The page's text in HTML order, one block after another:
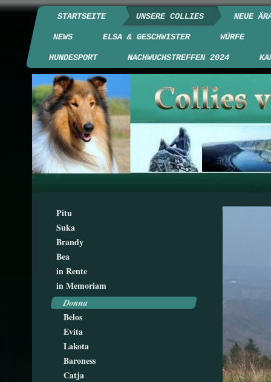
STARTSEITE UNSERE COLLIES NEUE
NEWS ELSA & GESCHWISTER WÜRFE
HUNDESPORT NACHWUCHSTREFFEN 2024
Pitu
Suka
Brandy
Bea
in Rente
in Memoriam
Donna
Belos
Evita
Lakota
Baroness
Catja